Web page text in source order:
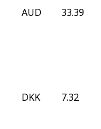
AUD 33.39
DKK 7.32